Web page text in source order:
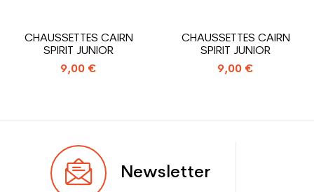
junior loisir
CHAUSSETTES CAIRN
SPIRIT JUNIOR
9,00 €
CHAUSSETTES CAIRN
SPIRIT JUNIOR
9,00 €
Newsletter